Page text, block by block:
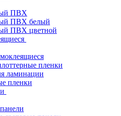
ПВХ
ПВХ белый
ПВХ цветной
пленки
ламинации
пленки